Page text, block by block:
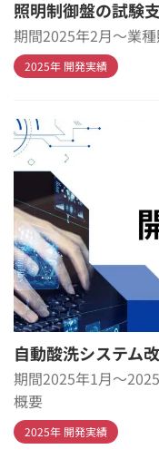
照明制御盤の試験
期間2025年2月～業
2025年 開発実績
自動酸洗システム
期間2025年1月～
概要
2025年 開発実績